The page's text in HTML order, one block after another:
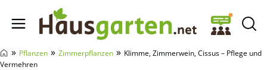
Hausgarten.net
» Pflanzen » Zimmerpflanzen » Klimme, Zimmerwein, Cissus – Pflege und
Vermehren